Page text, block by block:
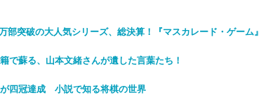
部突破の大人気シリーズ、総決算！『マスカレード・ゲーム』
で蘇る、山本文緒さんが遺した言葉たち！
四冠達成 小説で知る将棋の世界